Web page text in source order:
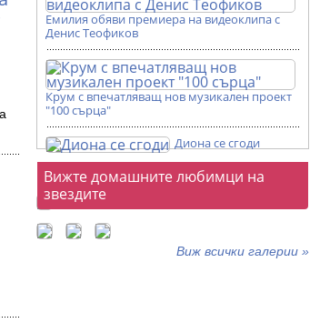
Емилия обяви премиера на видеоклипа с
Денис Теофиков
Крум с впечатляващ нов музикален проект
"100 сърца"
Диона се сгоди
Фотогалерии
Вижте домашните любимци на
звездите
Виж всички галерии »